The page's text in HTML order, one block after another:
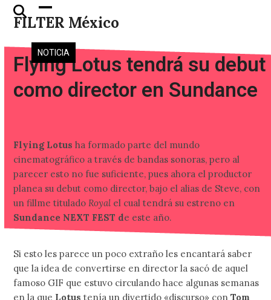
Skip
FILTER México
Open
mobile
menu
Close
mobile
menu
NOTICIA
Flying Lotus tendrá su debut
como director en Sundance
Flying Lotus ha formado parte del mundo
cinematográfico a través de bandas sonoras, pero al
parecer esto no fue suficiente, pues ahora el productor
planea su debut como director, bajo el alias de Steve, con
un fillme tituladoRoyal el cual tendrá su estreno en
Sundance NEXT FEST de este año.
Si esto les parece un poco extraño les encantará saber
que la idea de convertirse en director la sacó de aquel
famoso GIF que estuvo circulando hace algunas semanas
en la que Lotus tenía un divertido «discurso» con Tom